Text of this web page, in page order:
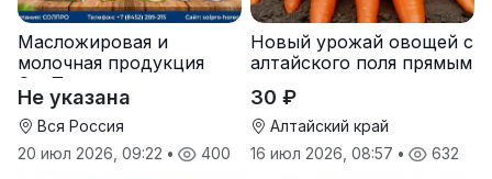
Масложировая и
молочная продукция
СолПро — экспортные
поставки
Не указана
Вся Россия
20 июл 2026, 09:22 • 400
Новый урожай овощей с
алтайского поля прямым
30 ₽
Алтайский край
16 июл 2026, 08:57 • 632